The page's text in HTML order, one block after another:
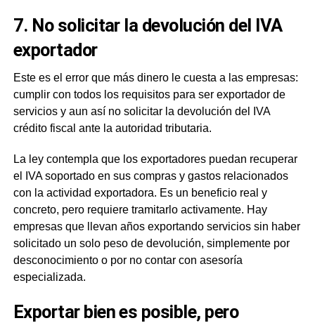
7. No solicitar la devolución del IVA
exportador
Este es el error que más dinero le cuesta a las empresas:
cumplir con todos los requisitos para ser exportador de
servicios y aun así no solicitar la devolución del IVA
crédito fiscal ante la autoridad tributaria.
La ley contempla que los exportadores puedan recuperar
el IVA soportado en sus compras y gastos relacionados
con la actividad exportadora. Es un beneficio real y
concreto, pero requiere tramitarlo activamente. Hay
empresas que llevan años exportando servicios sin haber
solicitado un solo peso de devolución, simplemente por
desconocimiento o por no contar con asesoría
especializada.
Exportar bien es posible, pero